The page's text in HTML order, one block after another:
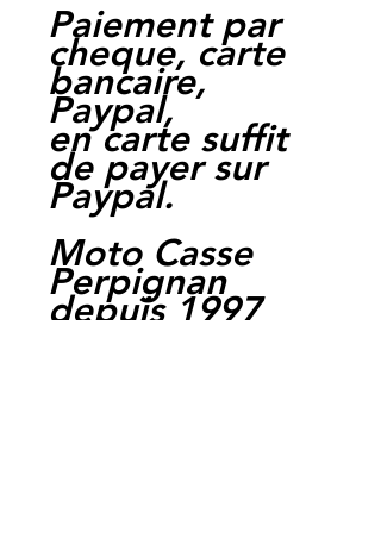
Paiement par
cheque, carte
bancaire,
Paypal,
en carte suffit
de payer sur
Paypal.
Moto Casse
Perpignan
depuis 1997